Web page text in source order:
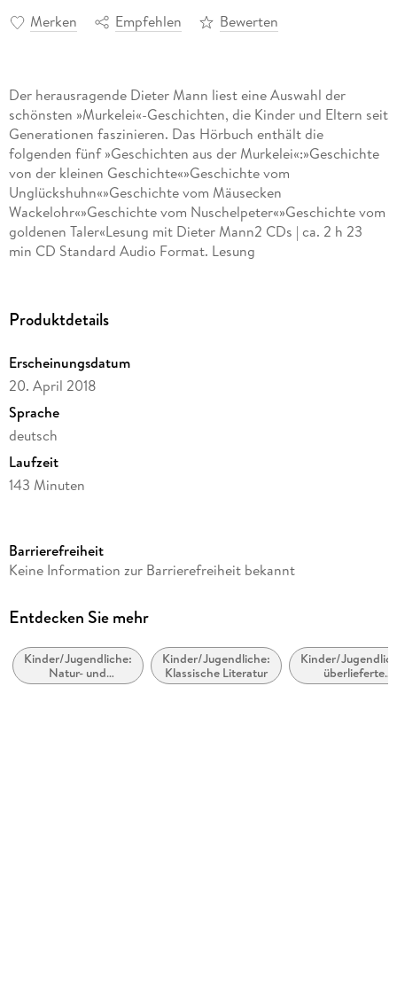
Merken Empfehlen Bewerten
Der herausragende Dieter Mann liest eine Auswahl der
schönsten »Murkelei«-Geschichten, die Kinder und Eltern seit
Generationen faszinieren. Das Hörbuch enthält die
folgenden fünf »Geschichten aus der Murkelei«:»Geschichte
von der kleinen Geschichte«»Geschichte vom
Unglückshuhn«»Geschichte vom Mäusecken
Wackelohr«»Geschichte vom Nuschelpeter«»Geschichte vom
goldenen Taler«Lesung mit Dieter Mann2 CDs | ca. 2 h 23
min CD Standard Audio Format. Lesung
Produktdetails
Erscheinungsdatum
20. April 2018
Sprache
deutsch
Laufzeit
143 Minuten
Autor/Autorin
Sprecher/Sprecherin
Illustrationen
Conrad Neubauer-Conny
Barrierefreiheit
Keine Information zur Barrierefreiheit bekannt
Entdecken Sie mehr
Kinder/Jugendliche:
Natur- und
Tiergeschichten
Kinder/Jugendliche:
Klassische Literatur
Kinder/
überlieferte
Geschichten